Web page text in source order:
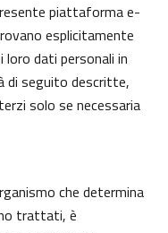
piattaforma e-
esplicitamente
dati personali in
di seguito descritte,
solo se necessaria
che determina
trattati, è